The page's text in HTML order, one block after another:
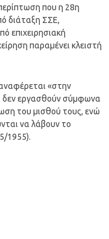
που η 28η
διάταξη ΣΣΕ,
επιχειρησιακή
παραμένει κλειστή
«στην
δεν εργασθούν σύμφωνα
του μισθού τους, ενώ
να λάβουν το
1955).